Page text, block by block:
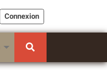
Connexion